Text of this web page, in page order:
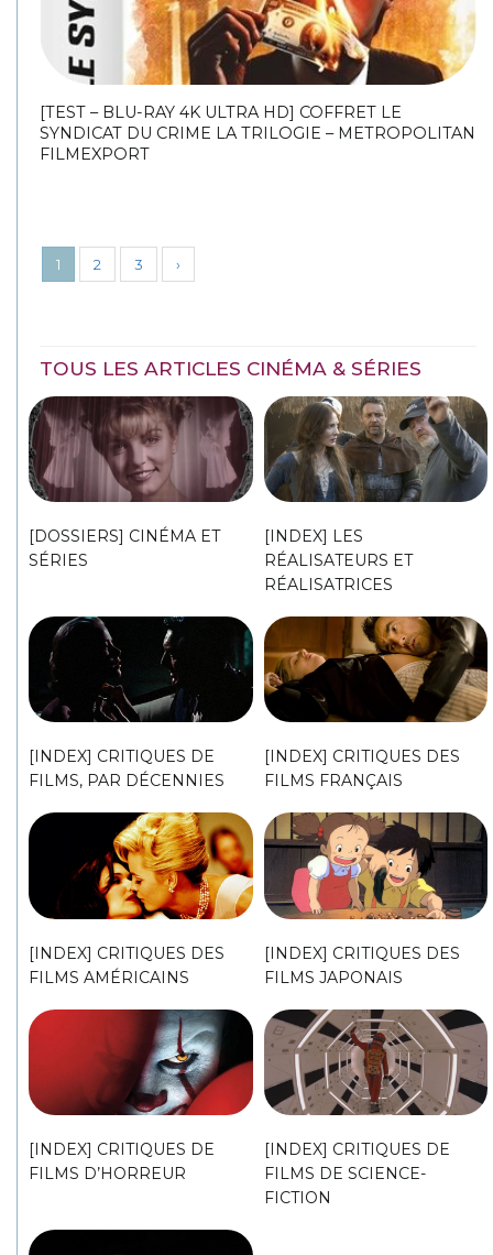
[TEST – BLU-RAY 4K ULTRA HD] COFFRET LE
SYNDICAT DU CRIME LA TRILOGIE – METROPOLITAN
FILMEXPORT
1 2 3 ›
TOUS LES ARTICLES CINÉMA & SÉRIES
[DOSSIERS] CINÉMA ET
SÉRIES
[INDEX] LES
RÉALISATEURS ET
RÉALISATRICES
[INDEX] CRITIQUES DE
FILMS, PAR DÉCENNIES
[INDEX] CRITIQUES DES
FILMS FRANÇAIS
[INDEX] CRITIQUES DES
FILMS AMÉRICAINS
[INDEX] CRITIQUES DES
FILMS JAPONAIS
[INDEX] CRITIQUES DE
FILMS D’HORREUR
[INDEX] CRITIQUES DE
FILMS DE SCIENCE-
FICTION